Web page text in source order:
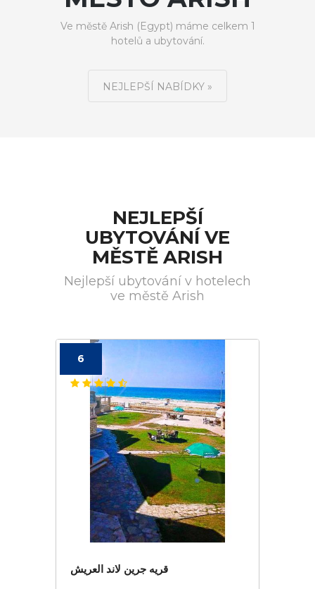
Ve městě Arish (Egypt) máme celkem 1
hotelů a ubytování.
NEJLEPŠÍ NABÍDKY »
NEJLEPŠÍ
UBYTOVÁNÍ VE
MĚSTĚ ARISH
Nejlepší ubytování v hotelech
ve městě Arish
6
قريه جرين لاند العريش